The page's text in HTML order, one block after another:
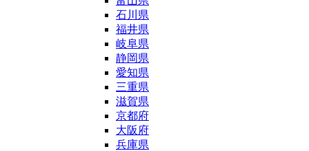
石川県
福井県
岐阜県
静岡県
愛知県
三重県
滋賀県
京都府
大阪府
兵庫県